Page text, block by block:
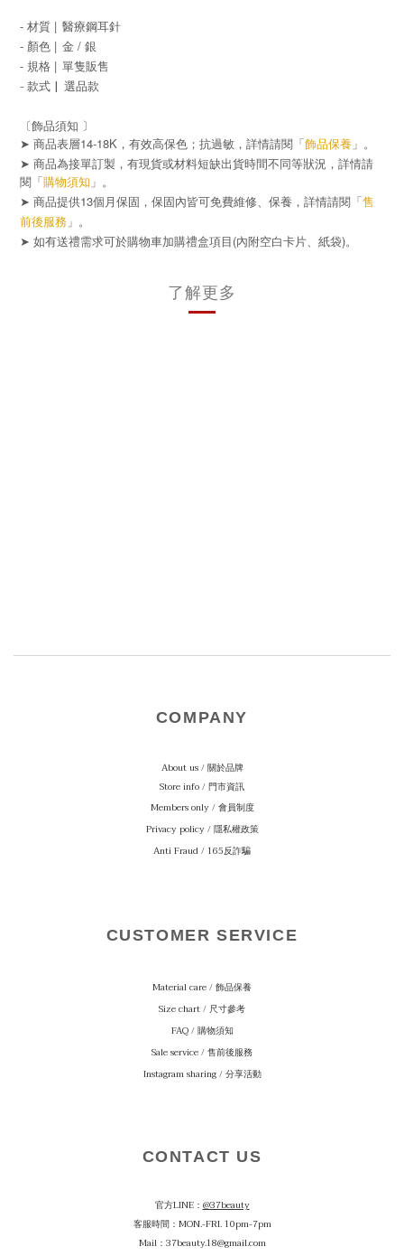
- 材質 | 醫療鋼耳針
- 顏色 | 金 / 銀
- 規格 | 單隻販售
- 款式 | 選品款
〔飾品須知 〕
➤ 商品表層14-18K，有效高保色；抗過敏，詳情請閱「飾品保養 」。
➤ 商品為接單訂製，有現貨或材料短缺出貨時間不同等狀況，詳情請
閱「購物須知 」。
➤ 商品提供13個月保固，保固內皆可免費維修、保養，詳情請閱「售
前後服務 」。
➤ 如有送禮需求可於購物車加購禮盒項目 (內附空白卡片、紙袋)。
了解更多
COMPANY
About us / 關於品牌
Store info / 門市資訊
Members only / 會員制度
Privacy policy / 隱私權政策
Anti Fraud / 165反詐騙
CUSTOMER SERVICE
Material care/ 飾品保養
Size chart / 尺寸參考
FAQ / 購物須知
Sale service / 售前後服務
Instagram sharing / 分享活動
CONTACT US
官方LINE： @37beauty
客服時間：MON.-FRI. 10pm-7pm
Mail：37beauty.18@gmail.com